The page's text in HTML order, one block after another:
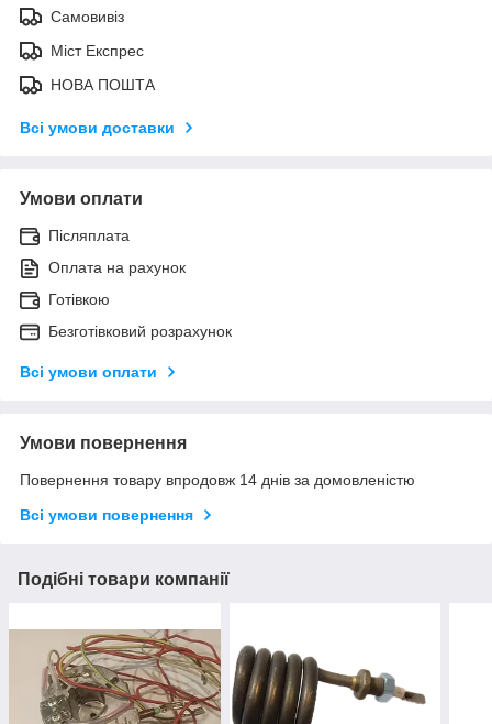
Самовивіз
Міст Експрес
НОВА ПОШТА
Всі умови доставки
Умови оплати
Післяплата
Оплата на рахунок
Готівкою
Безготівковий розрахунок
Всі умови оплати
Умови повернення
Повернення товару впродовж 14 днів за домовленістю
Всі умови повернення
Подібні товари компанії